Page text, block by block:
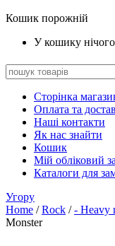
Кошик порожній
У кошику
Сторінка
Оплата та
Наші контакти
Як нас знайти
Кошик
Мій обліковий
Каталоги для
Угору
Home /Rock /- Heavy
Monster